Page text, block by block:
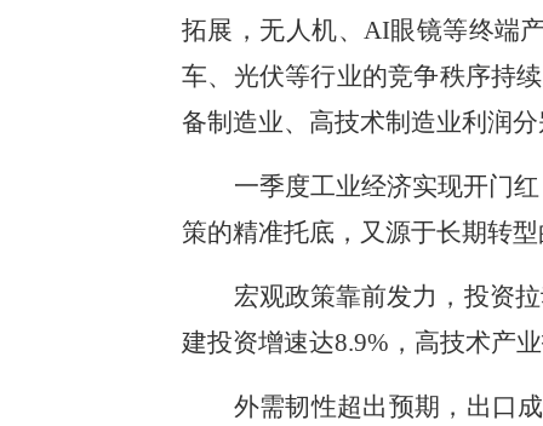
拓展，无人机、AI眼镜等终端
车、光伏等行业的竞争秩序持
备制造业、高技术制造业利润
一季度工业经济实现开门
策的精准托底，又源于长期转
宏观政策靠前发力，投资
建投资增速达8.9%，高技术产
外需韧性超出预期，出口